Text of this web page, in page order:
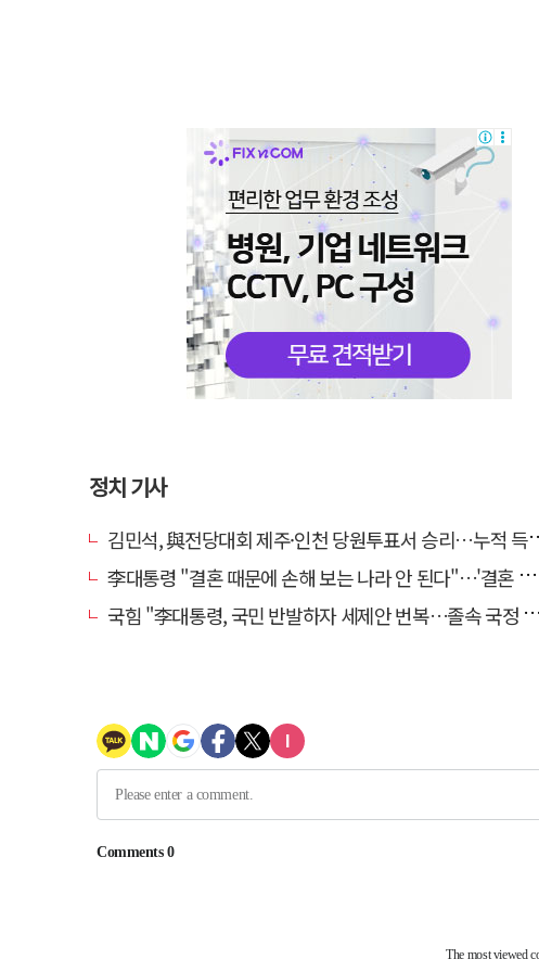
정치 기사
김민석, 與전당대회 제주·인천 당원투표서 승리…누적 득표는 '초박빙'
李대통령 "결혼 때문에 손해 보는 나라 안 된다"…'결혼 페널티' 22개 손본다
국힘 "李대통령, 국민 반발하자 세제안 번복…졸속 국정 즉각 중단"